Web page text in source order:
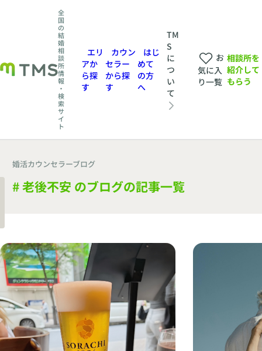
全
国
の
結
婚
相
談
所
情
報
・
検
索
サ
イ
ト
エリ
アか
ら探
す
カウン
セラー
から探
す
はじ
めて
の方
へ
TM
S
に
つ
い
て
お
気に入
り一覧
相談所を
紹介して
もらう
婚活カウンセラーブログ
# 老後不安 のブログの記事一覧